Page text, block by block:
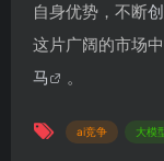
自身优势，不断
这片广阔的市场
马
。
ai竞争 大模